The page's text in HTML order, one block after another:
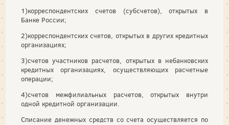
1)корреспондентских счетов (субсчетов), открытых в
Банке России;
2)корреспондентских счетов, открытых в других кредитных
организациях;
3)счетов участников расчетов, открытых в небанковских
кредитных организациях, осуществляющих расчетные
операции;
4)счетов межфилиальных расчетов, открытых внутри
одной кредитной организации.
Списание денежных средств со счета осуществляется по